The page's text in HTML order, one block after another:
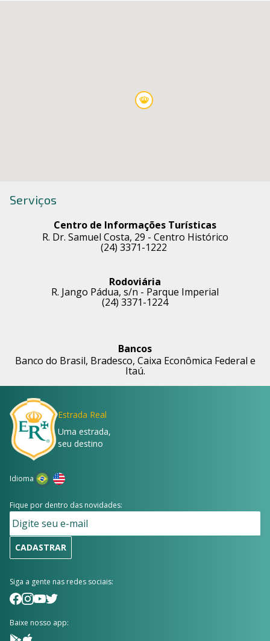
Serviços
Centro de Informações Turísticas
R. Dr. Samuel Costa, 29 - Centro Histórico
(24) 3371-1222
Rodoviária
R. Jango Pádua, s/n - Parque Imperial
(24) 3371-1224
Bancos
Banco do Brasil, Bradesco, Caixa Econômica Federal e
Itaú.
Estrada Real
Uma estrada,
seu destino
Idioma
Fique por dentro das novidades:
CADASTRAR
Siga a gente nas redes sociais:
Baixe nosso app: